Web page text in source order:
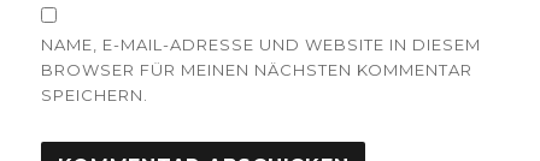
NAME, E-MAIL-ADRESSE UND WEBSITE IN DIESEM
BROWSER FÜR MEINEN NÄCHSTEN KOMMENTAR
SPEICHERN.